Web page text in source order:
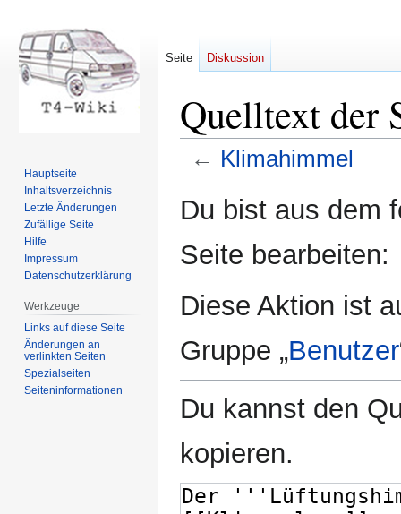
Quelltext der
← Klimahimmel
Navigation
Suche
Du bist aus dem
Seite bearbeiten:
Diese Aktion ist
Gruppe „Benutzer
Du kannst den
kopieren.
Seite Diskussion
Hauptseite
Inhaltsverzeichnis
Letzte Änderungen
Zufällige Seite
Hilfe
Impressum
Datenschutzerklärung
Werkzeuge
Links auf diese Seite
Änderungen an
verlinkten Seiten
Spezialseiten
Seiten­informationen